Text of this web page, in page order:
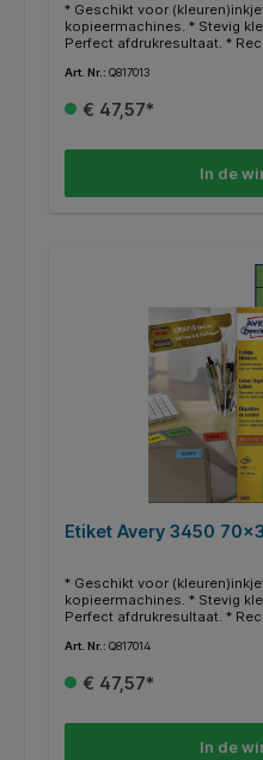
* Geschikt voor
kopieermachines. * Stevig
Perfect afdrukresultaat. *
om documenten, boeken en
ontwerpsoftware
Art. Nr.: Q817013
€ 47,57*
In de
Etiket Avery 3450
* Geschikt voor
kopieermachines. * Stevig
Perfect afdrukresultaat. *
om documenten, boeken en
ontwerpsoftware
Art. Nr.: Q817014
€ 47,57*
In de